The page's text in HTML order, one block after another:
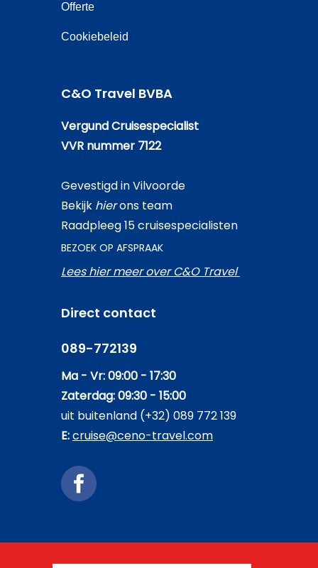
Offerte
Cookiebeleid
C&O Travel BVBA
Vergund Cruisespecialist
VVR nummer 7122
Gevestigd in Vilvoorde
Bekijk hierons team
Raadpleeg 15 cruisespecialisten
BEZOEK OP AFSPRAAK
Lees hier meer over C&O Travel
Direct contact
089-772139
Ma - Vr: 09:00 - 17:30
Zaterdag: 09:30 - 15:00
uit buitenland (+32) 089 772 139
E:cruise@ceno-travel.com